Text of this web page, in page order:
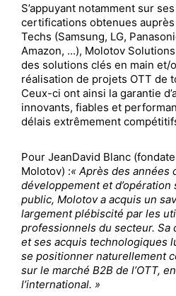
S’appuyant notamment sur
certifications obtenues
Techs (Samsung, LG,
Amazon, ...), Molotov
des solutions clés en main et/
réalisation de projets OTT de
Ceux-ci ont ainsi la garantie
innovants, fiables et
délais extrêmement
Pour JeanDavid Blanc
Molotov) :« Après des années
développement et
public, Molotov a acquis un
largement plébiscité par les
professionnels du secteur. Sa
et ses acquis technologiques
se positionner naturellement
sur le marché B2B de l’OTT,
l’international. »